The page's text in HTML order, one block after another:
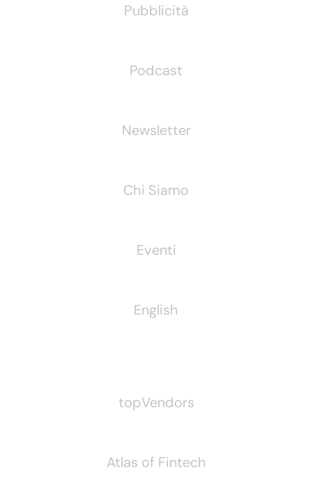
Pubblicità
Podcast
Newsletter
Chi Siamo
Eventi
English
topVendors
Atlas of Fintech